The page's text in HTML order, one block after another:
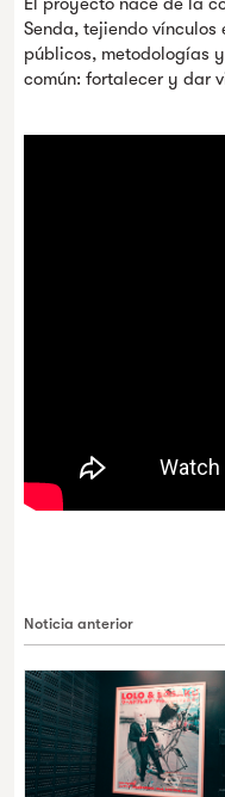
Senda, tejiendo vínculos
públicos, metodologías
común: fortalecer y dar
Noticia anterior